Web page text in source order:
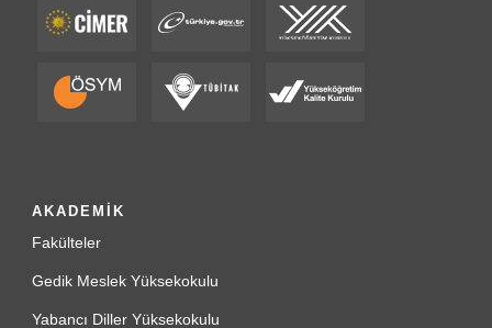
AKADEMİK
Fakülteler
Gedik Meslek Yüksekokulu
Yabancı Diller Yüksekokulu